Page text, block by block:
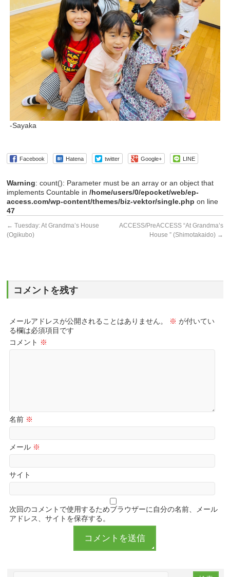
-Sayaka
Facebook Hatena twitter Google+ LINE
Warning: count(): Parameter must be an array or an object that
implements Countable in/home/users/0/epocket/web/ep-
access.com/wp-content/themes/biz-vektor/single.php on line
47
← Tuesday: At Grandma’s House
(Ogikubo)
ACCESS/PreACCESS “At Grandma’s
House ” (Shimotakaido) →
コメントを残す
メールアドレスが公開されることはありません。 ※ が付いてい
る欄は必須項目です
コメント ※
名前 ※
メール ※
サイト
次回のコメントで使用するためブラウザーに自分の名前、メール
アドレス、サイトを保存する。